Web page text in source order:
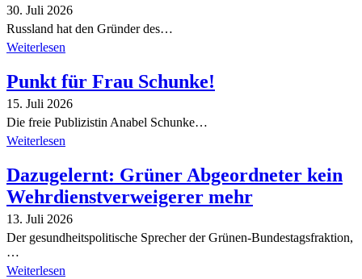
30. Juli 2026
Russland hat den Gründer des…
Weiterlesen
Punkt für Frau Schunke!
15. Juli 2026
Die freie Publizistin Anabel Schunke…
Weiterlesen
Dazugelernt: Grüner Abgeordneter kein
Wehrdienstverweigerer mehr
13. Juli 2026
Der gesundheitspolitische Sprecher der Grünen-Bundestagsfraktion,
…
Weiterlesen